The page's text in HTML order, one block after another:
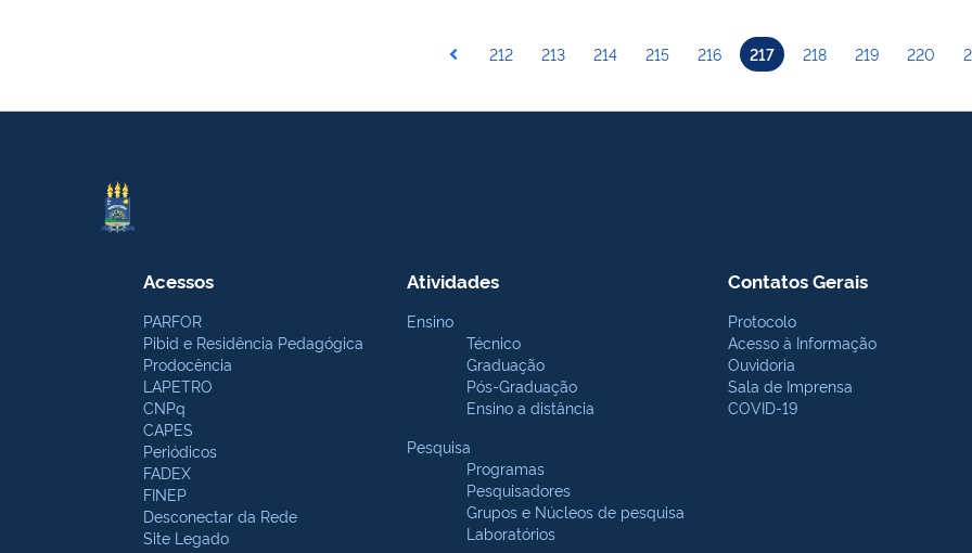
212 213 214 215 216 217 218 219 220
Acessos
PARFOR
Pibid e Residência Pedagógica
Prodocência
LAPETRO
CNPq
CAPES
Periódicos
FADEX
FINEP
Desconectar da Rede
Site Legado
Atividades
Ensino
Técnico
Graduação
Pós-Graduação
Ensino a distância
Pesquisa
Programas
Pesquisadores
Grupos e Núcleos de pesquisa
Laboratórios
Contatos Gerais
Protocolo
Acesso à Informação
Ouvidoria
Sala de Imprensa
COVID-19